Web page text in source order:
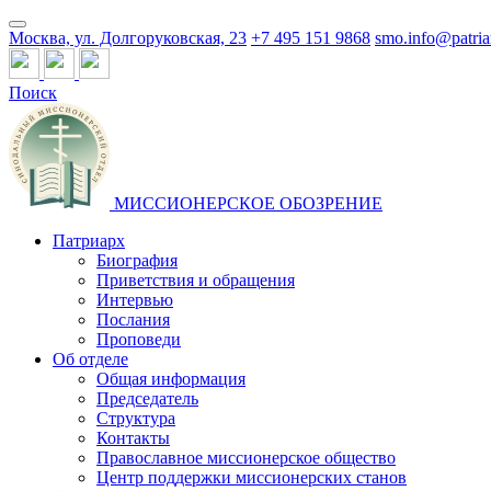
Москва, ул. Долгоруковская, 23 +7 495 151 9868
Поиск
МИССИОНЕРСКОЕ ОБОЗРЕНИЕ
Патриарх
Биография
Приветствия и обращения
Интервью
Послания
Проповеди
Об отделе
Общая информация
Председатель
Структура
Контакты
Православное миссионерское общество
Центр поддержки миссионерских станов